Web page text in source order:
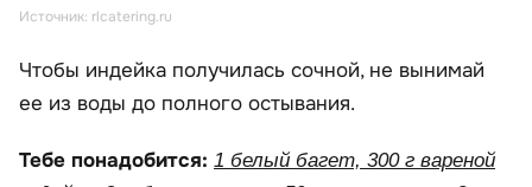
Источник: rlcatering.ru
Чтобы индейка получилась сочной, не вынимай
ее из воды до полного остывания.
Тебе понадобится: 1 белый багет, 300 г вареной